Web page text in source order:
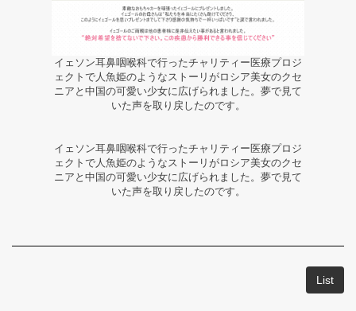
イェソン耳鼻咽喉科で行ったチャリティー医療プロジ
ェクトで人魚姫のようなストーリがロシア美女のクセ
ニアと中国の可愛い少女に広げられました。夢で見て
いた声を取り戻したのです。
イェソン耳鼻咽喉科で行ったチャリティー医療プロジ
ェクトで人魚姫のようなストーリがロシア美女のクセ
ニアと中国の可愛い少女に広げられました。夢で見て
いた声を取り戻したのです。
List